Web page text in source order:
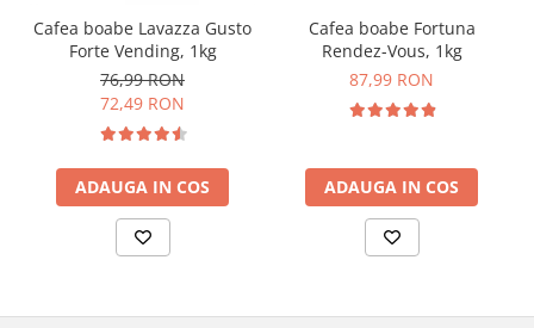
Cafea boabe Lavazza Gusto
Forte Vending, 1kg
76,99 RON
72,49 RON
ADAUGA IN COS
Cafea boabe Fortuna
Rendez-Vous, 1kg
87,99 RON
ADAUGA IN COS